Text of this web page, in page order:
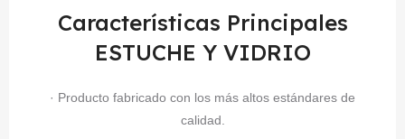
Características Principales
ESTUCHE Y VIDRIO
· Producto fabricado con los más altos estándares de
calidad.